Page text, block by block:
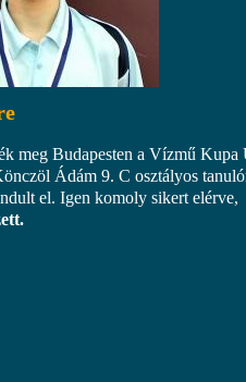
meg Budapesten a Vízmű Kupa
Ádám 9. C osztályos
el. Igen komoly sikert elérve,